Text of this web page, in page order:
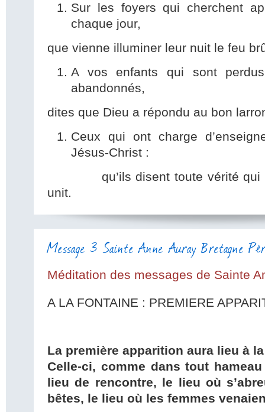
Sur les foyers qui cherchent
chaque jour,
que vienne illuminer leur nuit le feu
A vos enfants qui sont
abandonnés,
dites que Dieu a répondu au bon
Ceux qui ont charge
Jésus-Christ :
qu’ils disent toute vérité qui
unit.
Message 3 Sainte Anne Auray Bretagne
Méditation des messages de Sainte
A LA FONTAINE : PREMIERE
La première apparition aura lieu à
Celle-ci, comme dans tout
lieu de rencontre, le lieu où
bêtes, le lieu où les femmes